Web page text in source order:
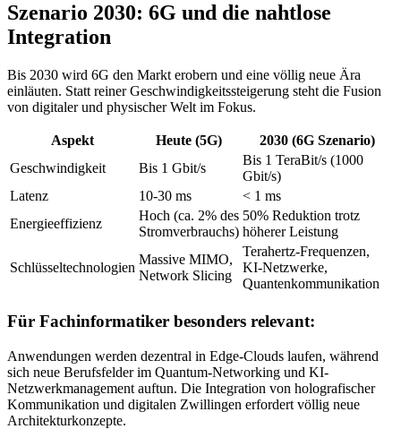
Szenario 2030: 6G und die nahtlose
Integration
Bis 2030 wird 6G den Markt erobern und eine völlig neue Ära
einläuten. Statt reiner Geschwindigkeitssteigerung steht die Fusion
von digitaler und physischer Welt im Fokus.
Aspekt Heute (5G)
2030 (6G Szenario)
Geschwindigkeit
Bis 1 Gbit/s
Bis 1 TeraBit/s (1000
Gbit/s)
Latenz
10-30 ms
< 1 ms
Energieeffizienz
Hoch (ca. 2% des
Stromverbrauchs)
50% Reduktion trotz
höherer Leistung
Schlüsseltechnologien
Massive MIMO,
Network Slicing
Terahertz-Frequenzen,
KI-Netzwerke,
Quantenkommunikation
Für Fachinformatiker besonders relevant:
Anwendungen werden dezentral in Edge-Clouds laufen, während
sich neue Berufsfelder im Quantum-Networking und KI-
Netzwerkmanagement auftun. Die Integration von holografischer
Kommunikation und digitalen Zwillingen erfordert völlig neue
Architekturkonzepte.